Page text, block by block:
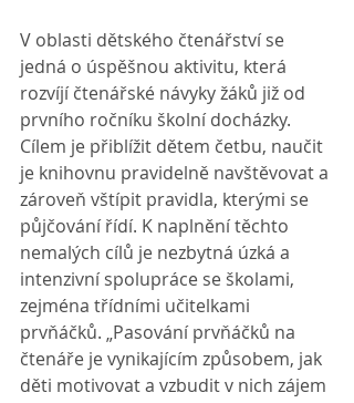
V oblasti dětského čtenářství se
jedná o úspěšnou aktivitu, která
rozvíjí čtenářské návyky žáků již od
prvního ročníku školní docházky.
Cílem je přiblížit dětem četbu, naučit
je knihovnu pravidelně navštěvovat a
zároveň vštípit pravidla, kterými se
půjčování řídí. K naplnění těchto
nemalých cílů je nezbytná úzká a
intenzivní spolupráce se školami,
zejména třídními učitelkami
prvňáčků. „Pasování prvňáčků na
čtenáře je vynikajícím způsobem, jak
děti motivovat a vzbudit v nich zájem